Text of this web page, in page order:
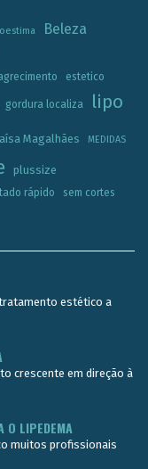
Beleza
estetico
gordura localiza lipo
Magalhães MEDIDAS
plussize
rápido sem cortes
estético a
crescente em direção à
O LIPEDEMA
muitos profissionais